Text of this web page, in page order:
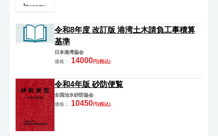
令和8年度 改訂版 港湾土木請負工事積算
基準
日本港湾協会
価格 :
14000円(税込)
令和4年版 砂防便覧
全国治水砂防協会
価格 :
10450円(税込)